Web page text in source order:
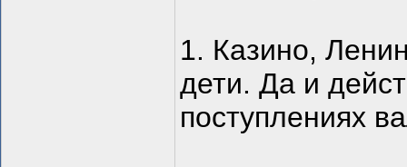
1. Казино,
дети. Да и
поступлениях